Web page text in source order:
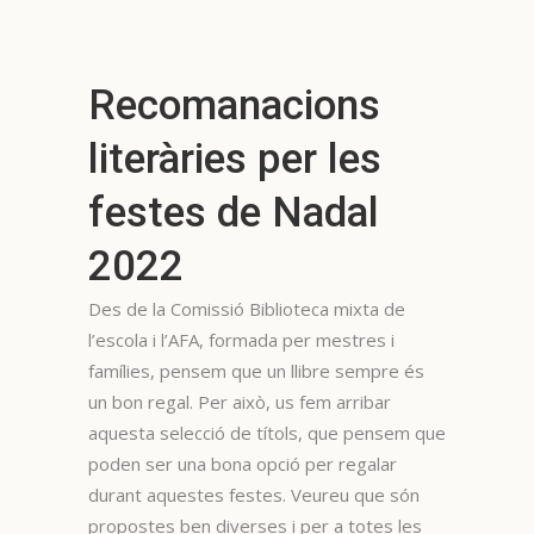
Recomanacions
literàries per les
festes de Nadal
2022
Des de la Comissió Biblioteca mixta de
l’escola i l’AFA, formada per mestres i
famílies, pensem que un llibre sempre és
un bon regal. Per això, us fem arribar
aquesta selecció de títols, que pensem que
poden ser una bona opció per regalar
durant aquestes festes. Veureu que són
propostes ben diverses i per a totes les